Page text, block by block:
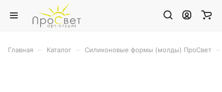
Главная Каталог Силиконовые формы (молды) ПроСвет